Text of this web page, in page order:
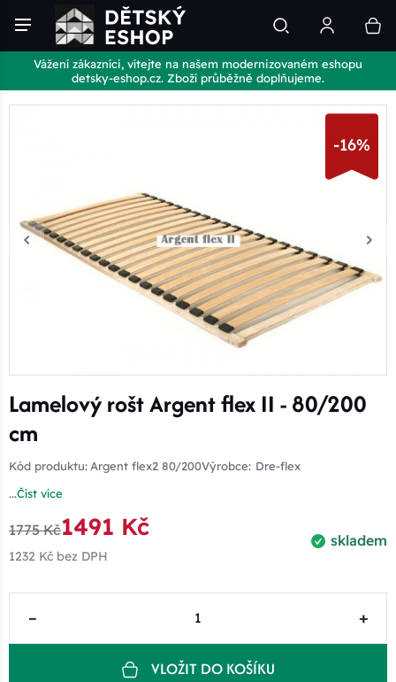
Vážení zákazníci, vítejte na našem modernizovaném eshopu
detsky-eshop.cz. Zboží průběžně doplňujeme.
-16%
Lamelový rošt Argent flex II - 80/200
cm
Kód produktu: Argent flex2 80/200Výrobce: Dre-flex
...Číst více
skladem
1775 Kč1491 Kč
1232 Kč bez DPH
– +
VLOŽIT DO KOŠÍKU